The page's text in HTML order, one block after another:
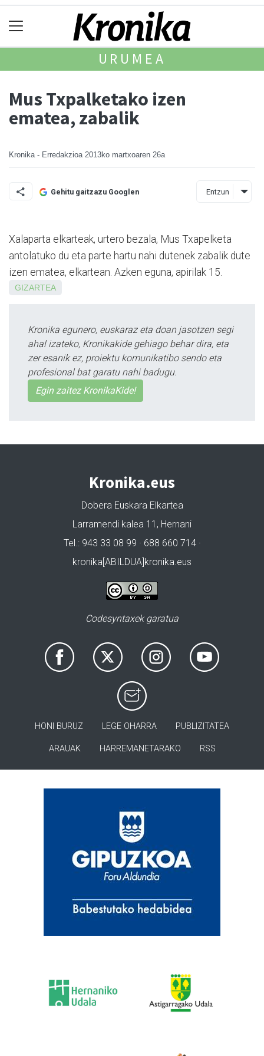
URUMEA
Mus Txpalketako izen
ematea, zabalik
Kronika - Erredakzioa 2013ko martxoaren 26a
Gehitu gaitzazu Googlen Entzun
Xalaparta elkarteak, urtero bezala, Mus Txapelketa
antolatuko du eta parte hartu nahi dutenek zabalik dute
izen ematea, elkartean. Azken eguna, apirilak 15.
GIZARTEA
Kronika egunero, euskaraz eta doan jasotzen segi
ahal izateko, Kronikakide gehiago behar dira, eta
zer esanik ez, proiektu komunikatibo sendo eta
profesional bat garatu nahi badugu.
Egin zaitez KronikaKide!
Kronika.eus
Dobera Euskara Elkartea
Larramendi kalea 11, Hernani
Tel.: 943 33 08 99 · 688 660 714 ·
kronika[ABILDUA]kronika.eus
Codesyntaxek garatua
HONI BURUZ LEGE OHARRA PUBLIZITATEA
ARAUAK HARREMANETARAKO RSS